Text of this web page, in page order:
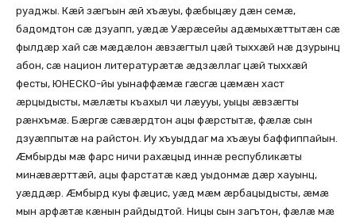
руаджы. Кæй зæгъын æй хъæуы, фæбыцæу дæн семæ,
бадомдтон сæ дзуапп, уæдæ Уæрæсейы адæмыхæттытæн сæ
фылдæр хай сæ мæдæлон æвзæгтыл цæй тыххæй нæ дзурынц
абон, сæ национ литературæтæ æдзæллаг цæй тыххæй
фесты, ЮНЕСКО-йы уынаффæмæ гæсгæ цæмæн хаст
æрцыдысты, мæлæты къахыл чи лæууы, уыцы æвзæгты
рæнхъмæ. Бæргæ сæвæрдтон ацы фæрстытæ, фæлæ сын
дзуæппытæ на райстон. Иу хъуыддаг ма хъæуы баффиппайын.
Æмбырды мæ фарс ничи рахæцыд иннæ республикæты
минæвæрттæй, ацы фарстатæ кæд уыдонмæ дæр хауынц,
уæддæр. Æмбырд куы фæцис, уæд мæм æрбацыдысты, æмæ
мын арфæтæ кæнын райдыдтой. Ницы сын загътон, фæлæ мæ